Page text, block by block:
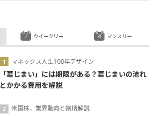
マネックス人生100年デザイン
「墓じまい」には期限がある？墓じまいの流れ
とかかる費用を解説
米国株、業界動向と銘柄解説
ウイークリー マンスリー